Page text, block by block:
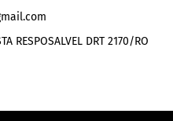
RESPOSALVEL DRT 2170/RO